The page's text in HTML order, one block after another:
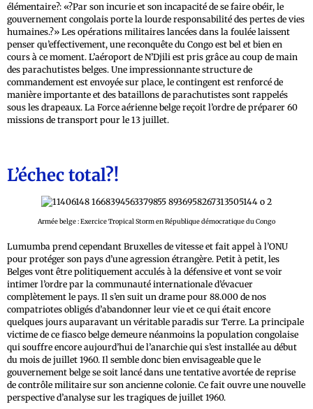
élémentaire?: «?Par son incurie et son incapacité de se faire obéir, le
gouvernement congolais porte la lourde responsabilité des pertes de vies
humaines.?» Les opérations militaires lancées dans la foulée laissent
penser qu’effectivement, une reconquête du Congo est bel et bien en
cours à ce moment. L’aéroport de N’Djili est pris grâce au coup de main
des parachutistes belges. Une impressionnante structure de
commandement est envoyée sur place, le contingent est renforcé de
manière importante et des bataillons de parachutistes sont rappelés
sous les drapeaux. La Force aérienne belge reçoit l’ordre de préparer 60
missions de transport pour le 13 juillet.
L’échec total?!
Armée belge : Exercice Tropical Storm en République démocratique du Congo
Lumumba prend cependant Bruxelles de vitesse et fait appel à l’ONU
pour protéger son pays d’une agression étrangère. Petit à petit, les
Belges vont être politiquement acculés à la défensive et vont se voir
intimer l’ordre par la communauté internationale d’évacuer
complètement le pays. Il s’en suit un drame pour 88.000 de nos
compatriotes obligés d’abandonner leur vie et ce qui était encore
quelques jours auparavant un véritable paradis sur Terre. La principale
victime de ce fiasco belge demeure néanmoins la population congolaise
qui souffre encore aujourd’hui de l’anarchie qui s’est installée au début
du mois de juillet 1960. Il semble donc bien envisageable que le
gouvernement belge se soit lancé dans une tentative avortée de reprise
de contrôle militaire sur son ancienne colonie. Ce fait ouvre une nouvelle
perspective d’analyse sur les tragiques de juillet 1960.